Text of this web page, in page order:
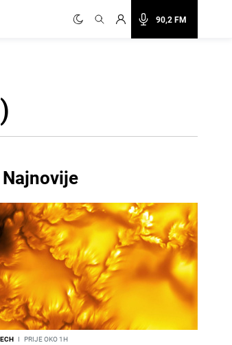
90,2 FM
Najnovije
I PRIJE OKO 1H